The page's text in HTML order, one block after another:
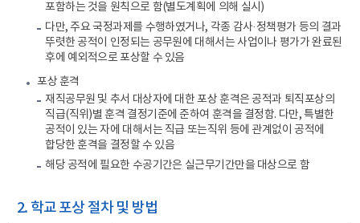
포함하는 것을 원칙으로 함(별도계획에 의해 실시)
다만, 주요 국정과제를 수행하였거나, 각종 감사·정책평가 등의 결과
뚜렷한 공적이 인정되는 공무원에 대해서는 사업이나 평가가 완료된
후에 예외적으로 포상할 수 있음
포상 훈격
재직공무원 및 추서 대상자에 대한 포상 훈격은 공적과 퇴직포상의
직급(직위)별 훈격 결정기준에 준하여 훈격을 결정함. 다만, 특별한
공적이 있는 자에 대해서는 직급 또는직위 등에 관계없이 공적에
합당한 훈격을 결정할 수 있음
해당 공적에 필요한 수공기간은 실근무기간만을 대상으로 함
2. 학교 포상 절차 및 방법